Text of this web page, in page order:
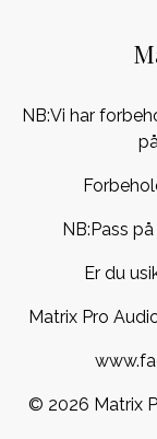
NB:Vi har
NB:Pass
Er du
Matrix Pro
© 2026 Matrix